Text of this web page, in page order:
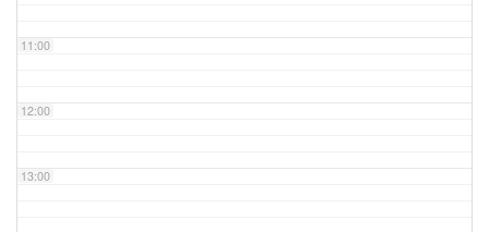
11:00
12:00
13:00